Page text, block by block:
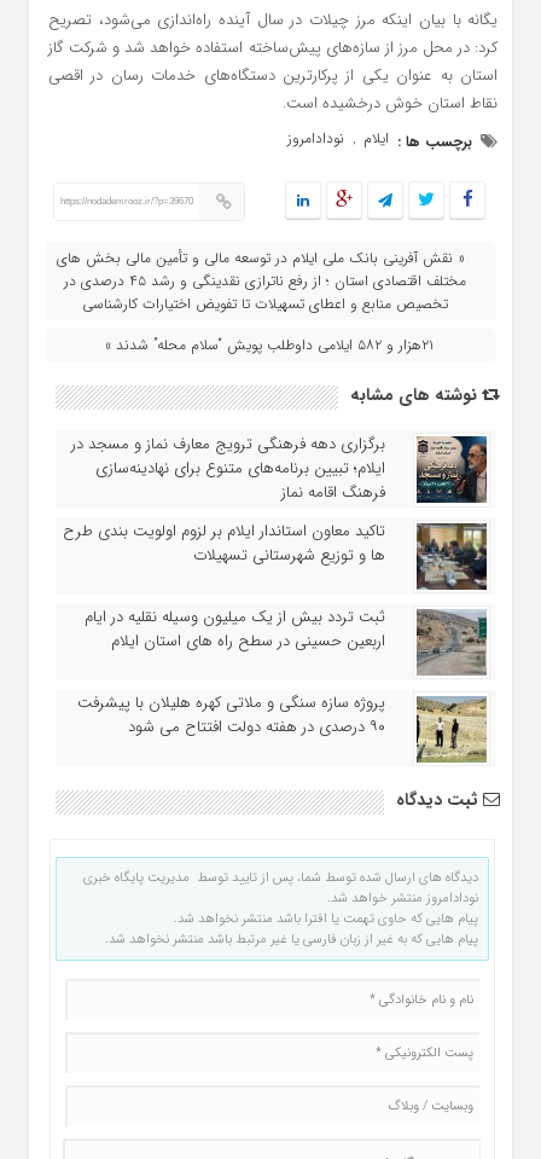
یگانه با بیان اینکه مرز چیلات در سال آینده راه‌اندازی می‌شود، تصریح
کرد: در محل مرز از سازه‌های پیش‌ساخته استفاده خواهد شد و شرکت گاز
استان به عنوان یکی از پرکارترین دستگاه‌های خدمات‌ رسان در اقصی
نقاط استان خوش درخشیده است.
برچسب ها : ایلام , نودادامروز
https://nodademrooz.ir/?p=39670
« نقش‌ آفرینی بانک ملی ایلام در توسعه مالی و تأمین مالی بخش‌ های
مختلف اقتصادی استان ؛ از رفع ناترازی نقدینگی و رشد ۴۵ درصدی در
تخصیص منابع و اعطای تسهیلات تا تفویض اختیارات کارشناسی
۲۱هزار و ۵۸۲ ایلامی داوطلب پویش “سلام محله” شدند »
نوشته های مشابه
برگزاری دهه فرهنگی ترویج معارف نماز و مسجد در
ایلام؛ تبیین برنامه‌های متنوع برای نهادینه‌سازی
فرهنگ اقامه نماز
تاکید معاون استاندار ایلام بر لزوم اولویت‌ بندی طرح‌
ها و توزیع شهرستانی تسهیلات
ثبت تردد بیش از یک میلیون وسیله نقلیه در ایام
اربعین حسینی در سطح راه‌ های استان ایلام
پروژه سازه سنگی و ملاتی کهره هلیلان با پیشرفت
۹۰ درصدی در هفته دولت افتتاح می شود
ثبت دیدگاه
دیدگاه های ارسال شده توسط شما، پس از تایید توسط مدیریت پایگاه خبری
نودادامروز منتشر خواهد شد.
پیام هایی که حاوی تهمت یا افترا باشد منتشر نخواهد شد.
پیام هایی که به غیر از زبان فارسی یا غیر مرتبط باشد منتشر نخواهد شد.